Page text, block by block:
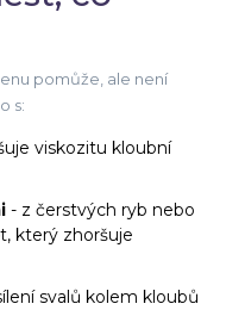
pomůže, ale není
s:
viskozitu kloubní
- z čerstvých ryb nebo
který zhoršuje
svalů kolem kloubů